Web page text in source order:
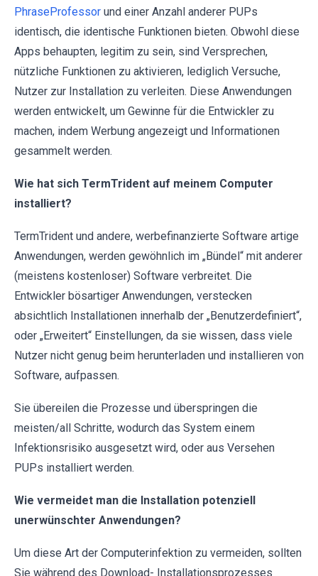
PhraseProfessor und einer Anzahl anderer PUPs
identisch, die identische Funktionen bieten. Obwohl diese
Apps behaupten, legitim zu sein, sind Versprechen,
nützliche Funktionen zu aktivieren, lediglich Versuche,
Nutzer zur Installation zu verleiten. Diese Anwendungen
werden entwickelt, um Gewinne für die Entwickler zu
machen, indem Werbung angezeigt und Informationen
gesammelt werden.
Wie hat sich TermTrident auf meinem Computer
installiert?
TermTrident und andere, werbefinanzierte Software artige
Anwendungen, werden gewöhnlich im „Bündel“ mit anderer
(meistens kostenloser) Software verbreitet. Die
Entwickler bösartiger Anwendungen, verstecken
absichtlich Installationen innerhalb der „Benutzerdefiniert“,
oder „Erweitert“ Einstellungen, da sie wissen, dass viele
Nutzer nicht genug beim herunterladen und installieren von
Software, aufpassen.
Sie übereilen die Prozesse und überspringen die
meisten/all Schritte, wodurch das System einem
Infektionsrisiko ausgesetzt wird, oder aus Versehen
PUPs installiert werden.
Wie vermeidet man die Installation potenziell
unerwünschter Anwendungen?
Um diese Art der Computerinfektion zu vermeiden, sollten
Sie während des Download- Installationsprozesses